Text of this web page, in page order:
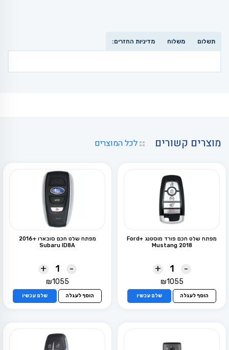
תשלום משלוח מדיניות החזרים:
מוצרים קשורים לכל המוצרים
מפתח שלט חכם פורד מוסטנג +Ford
Mustang 2018
-
+
₪1055
הוסף לעגלה שלם עכשיו
מפתח שלט חכם סובארו +2016
Subaru ID8A
-
+
₪1055
הוסף לעגלה שלם עכשיו